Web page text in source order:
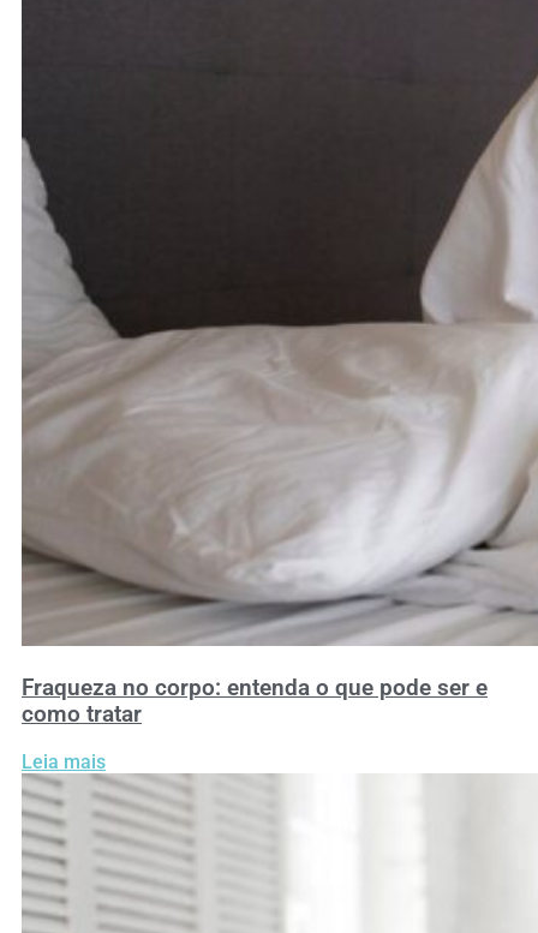
Fraqueza no corpo: entenda o que pode ser e
como tratar
Leia mais